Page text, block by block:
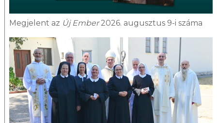
Megjelent az Új Ember2026. augusztus 9-i száma